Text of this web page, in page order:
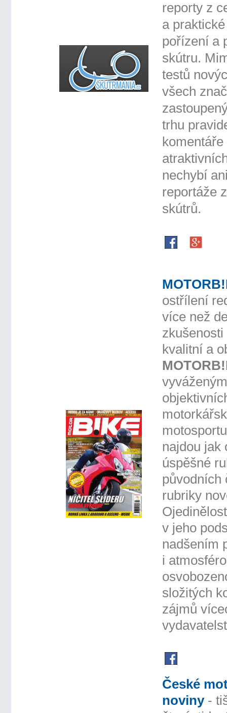
reporty z
a
pořízení a
skútru.
testů
všech
trhu
nechybí
reportáže
skútrů.
ostřílení
více než
kvalitní a
najdou jak
úspěšné
původních
rubriky
v jeho
nadšením
i
složitých
zájmů
České
noviny-